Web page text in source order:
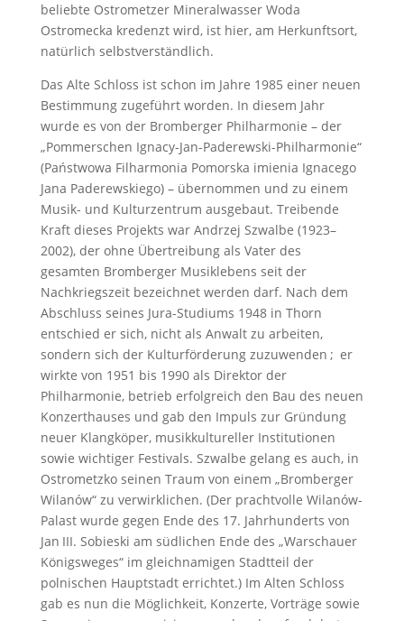
beliebte Ostrometzer Mineralwasser Woda
Ostromecka kredenzt wird, ist hier, am Herkunftsort,
natürlich selbstverständlich.
Das Alte Schloss ist schon im Jahre 1985 einer neuen
Bestimmung zugeführt worden. In diesem Jahr
wurde es von der Bromberger Philharmonie – der
„Pommerschen Ignacy-Jan-­Paderewski-Philharmonie“
(Państwowa Filharmonia Pomorska imienia Ignacego
Jana Paderewskiego) – übernommen und zu einem
Musik- und Kulturzentrum ausgebaut. Treibende
Kraft dieses Projekts war Andrzej Szwalbe (1923–
2002), der ohne Übertreibung als Vater des
gesamten Bromberger Musiklebens seit der
Nachkriegszeit bezeichnet werden darf. Nach dem
Abschluss seines Jura-Studiums 1948 in Thorn
entschied er sich, nicht als Anwalt zu arbeiten,
sondern sich der Kulturförderung zuzuwenden ; er
wirkte von 1951 bis 1990 als Direktor der
Philharmonie, betrieb erfolgreich den Bau des neuen
Konzerthauses und gab den Impuls zur Gründung
neuer Klangköper, musikkultureller Institutionen
sowie wichtiger Festivals. Szwalbe gelang es auch, in
Ostrometzko seinen Traum von einem „Bromberger
Wilanów“ zu verwirklichen. (Der prachtvolle Wilanów-
Palast wurde gegen Ende des 17. Jahrhunderts von
Jan III. Sobieski am südlichen Ende des „Warschauer
Königsweges“ im gleichnamigen Stadtteil der
polnischen Hauptstadt errichtet.) Im Alten Schloss
gab es nun die Möglichkeit, Konzerte, Vorträge sowie